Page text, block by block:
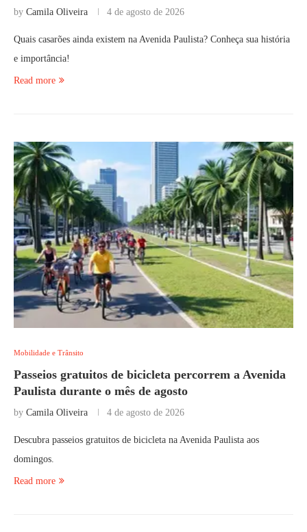
by Camila Oliveira 4 de agosto de 2026
Quais casarões ainda existem na Avenida Paulista? Conheça sua história
e importância!
Read more
Mobilidade e Trânsito
Passeios gratuitos de bicicleta percorrem a Avenida
Paulista durante o mês de agosto
by Camila Oliveira 4 de agosto de 2026
Descubra passeios gratuitos de bicicleta na Avenida Paulista aos
domingos.
Read more